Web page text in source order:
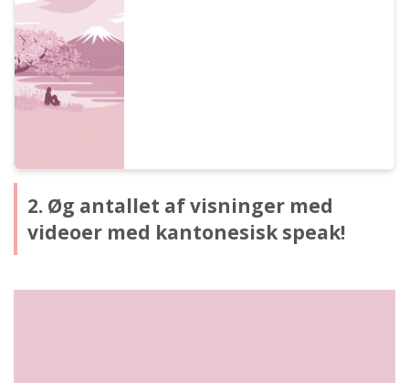
2. Øg antallet af visninger med
videoer med kantonesisk speak!